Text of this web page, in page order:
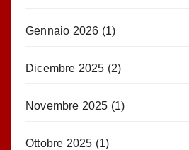
Gennaio 2026 (1)
Dicembre 2025 (2)
Novembre 2025 (1)
Ottobre 2025 (1)